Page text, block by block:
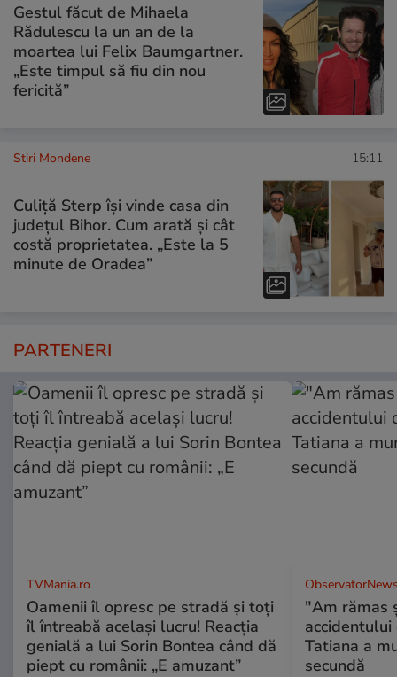
Gestul făcut de Mihaela
Rădulescu la un an de la
moartea lui Felix Baumgartner.
„Este timpul să fiu din nou
fericită”
Stiri Mondene 15:11
Culiță Sterp își vinde casa din
județul Bihor. Cum arată și cât
costă proprietatea. „Este la 5
minute de Oradea”
PARTENERI
TVMania.ro
Oamenii îl opresc pe stradă și toți
îl întreabă același lucru! Reacția
genială a lui Sorin Bontea când dă
piept cu românii: „E amuzant”
"Am rămas
accidentului
Tatiana a
secundă